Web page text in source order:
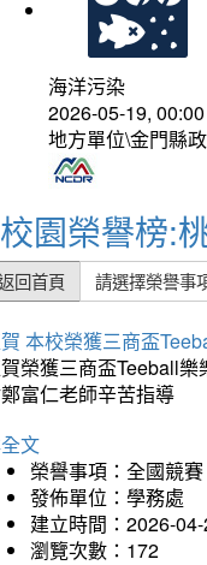
海洋污染
2026-05-19,
地方單位\金門縣
校園榮譽榜:
回首頁 請選擇榮譽事
本校榮獲三商盃
榮獲三商盃Teeball
富仁老師辛苦指導
文
榮譽事項：全國競賽
發佈單位：學務處
建立時間：2026-
瀏覽次數：172